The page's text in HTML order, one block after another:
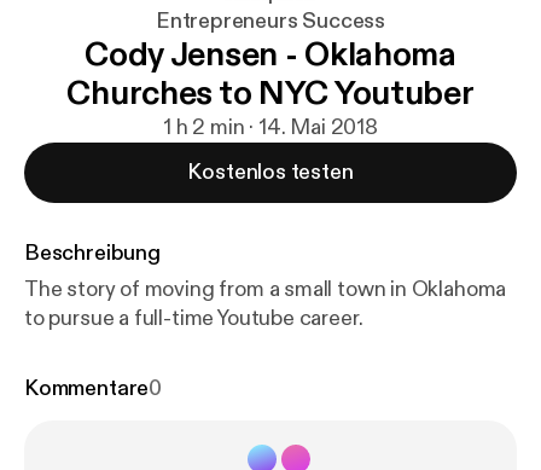
Entrepreneurs Success
Cody Jensen - Oklahoma
Churches to NYC Youtuber
1 h 2 min · 14. Mai 2018
Kostenlos testen
Beschreibung
The story of moving from a small town in Oklahoma
to pursue a full-time Youtube career.
Kommentare0